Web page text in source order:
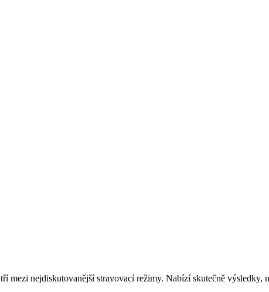
mezi nejdiskutovanější stravovací režimy. Nabízí skutečně výsledky,